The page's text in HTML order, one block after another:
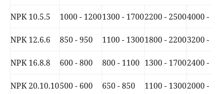
NPK 10.5.5 1000 - 12001300 - 17002200 - 25004000 -
NPK 12.6.6 850 - 950 1100 - 13001800 - 22003200 -
NPK 16.8.8 600 - 800 800 - 1100 1300 - 17002400 -
NPK 20.10.10500 - 600 650 - 850 1100 - 13002000 -